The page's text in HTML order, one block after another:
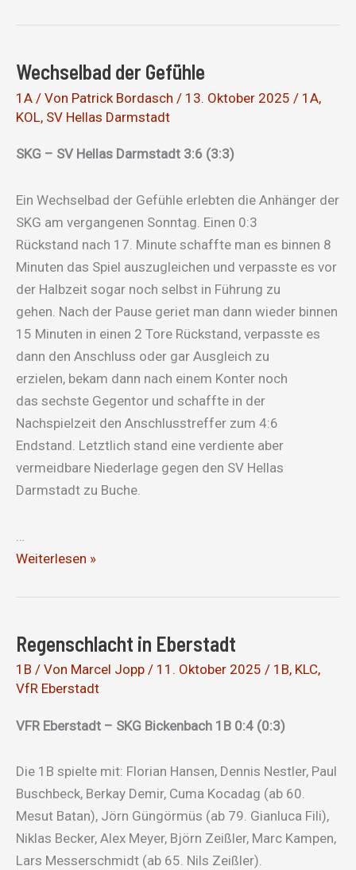
Marc-
Show
Wechselbad der Gefühle
1A / Von Patrick Bordasch / 13. Oktober 2025 / 1A,
KOL, SV Hellas Darmstadt
SKG – SV Hellas Darmstadt 3:6 (3:3)
Ein Wechselbad der Gefühle erlebten die Anhänger der
SKG am vergangenen Sonntag. Einen 0:3
Rückstand nach 17. Minute schaffte man es binnen 8
Minuten das Spiel auszugleichen und verpasste es vor
der Halbzeit sogar noch selbst in Führung zu
gehen. Nach der Pause geriet man dann wieder binnen
15 Minuten in einen 2 Tore Rückstand, verpasste es
dann den Anschluss oder gar Ausgleich zu
erzielen, bekam dann nach einem Konter noch
das sechste Gegentor und schaffte in der
Nachspielzeit den Anschlusstreffer zum 4:6
Endstand. Letztlich stand eine verdiente aber
vermeidbare Niederlage gegen den SV Hellas
Darmstadt zu Buche.
Wechselbad
Gefühle
Weiterlesen »
Regenschlacht in Eberstadt
1B / Von Marcel Jopp / 11. Oktober 2025 / 1B, KLC,
VfR Eberstadt
VFR Eberstadt – SKG Bickenbach 1B 0:4 (0:3)
Die 1B spielte mit: Florian Hansen, Dennis Nestler, Paul
Buschbeck, Berkay Demir, Cuma Kocadag (ab 60.
Mesut Batan), Jörn Güngörmüs (ab 79. Gianluca Fili),
Niklas Becker, Alex Meyer, Björn Zeißler, Marc Kampen,
Lars Messerschmidt (ab 65. Nils Zeißler).